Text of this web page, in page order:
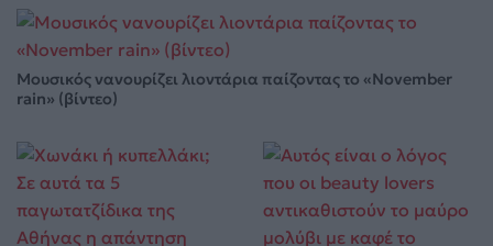
Μουσικός νανουρίζει λιοντάρια παίζοντας το «November
rain» (βίντεο)